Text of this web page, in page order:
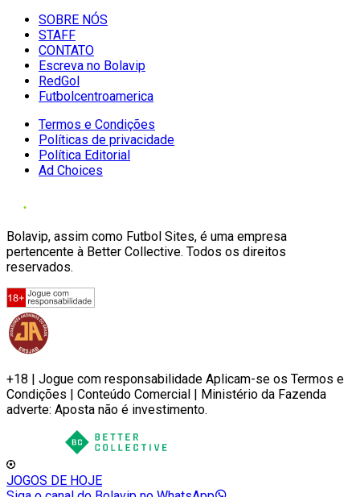
SOBRE NÓS
STAFF
CONTATO
Escreva no Bolavip
RedGol
Futbolcentroamerica
Termos e Condições
Políticas de privacidade
Política Editorial
Ad Choices
Bolavip, assim como Futbol Sites, é uma empresa
pertencente à Better Collective. Todos os direitos
reservados.
+18 | Jogue com responsabilidade Aplicam-se os Termos e
Condições | Conteúdo Comercial | Ministério da Fazenda
adverte: Aposta não é investimento.
JOGOS DE HOJE